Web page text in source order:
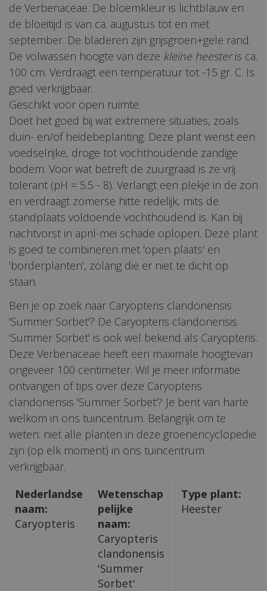
de Verbenaceae. De bloemkleur is lichtblauw en
de bloeitijd is van ca. augustus tot en met
september. De bladeren zijn grijsgroen+gele rand.
De volwassen hoogte van deze kleine heesteris ca.
100 cm. Verdraagt een temperatuur tot -15 gr. C. Is
goed verkrijgbaar.
Geschikt voor open ruimte.
Doet het goed bij wat extremere situaties, zoals
duin- en/of heidebeplanting. Deze plant wenst een
voedselrijke, droge tot vochthoudende zandige
bodem. Voor wat betreft de zuurgraad is ze vrij
tolerant (pH = 5.5 - 8). Verlangt een plekje in de zon
en verdraagt zomerse hitte redelijk, mits de
standplaats voldoende vochthoudend is. Kan bij
nachtvorst in april-mei schade oplopen. Deze plant
is goed te combineren met 'open plaats' en
'borderplanten', zolang die er niet te dicht op
staan.
Ben je op zoek naar Caryopteris clandonensis
'Summer Sorbet'? De Caryopteris clandonensis
'Summer Sorbet' is ook wel bekend als Caryopteris.
Deze Verbenaceae heeft een maximale hoogtevan
ongeveer 100 centimeter. Wil je meer informatie
ontvangen of tips over deze Caryopteris
clandonensis 'Summer Sorbet'? Je bent van harte
welkom in ons tuincentrum. Belangrijk om te
weten: niet alle planten in deze groenencyclopedie
zijn (op elk moment) in ons tuincentrum
verkrijgbaar.
Nederlandse
naam:
Caryopteris
Wetenschap
pelijke
naam:
Caryopteris
clandonensis
'Summer
Sorbet'
Type plant:
Heester